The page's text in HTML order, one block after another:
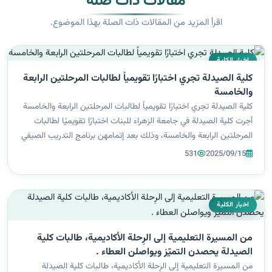
اقرأ المزيد من المقالات ذات الصلة بهذا الموضوع.
اخبار الكلية
كلية الصيدلة تجري اختبارًا تقويمياً لطالبات المرحلتين الرابعة
والخامسة
كلية الصيدلة تجري اختبارًا تقويمياً لطالبات المرحلتين الرابعة والخامسة
أجرت كلية الصيدلة في جامعة الزهراء للبنات اختبارًا تقويميًا لطالبات
المرحلتين الرابعة والخامسة، وذلك بعد إتمامهن برنامج التدريب الصيفي
في المؤسسات الصحية والمستشفيات للعام الجامعي 2024-2025...
2025/09/15
531
اخبار الكلية
من المسيرة التعليمية إلى الرِحلة الأكاديمية، طالبات كلية
الصيدلة يحصدن التميّز ويواصلن العطاء .
من المسيرة التعليمية إلى الرِحلة الأكاديمية، طالبات كلية الصيدلة